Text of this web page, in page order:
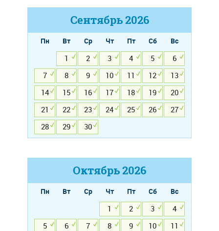
Сентябрь2026
Пн Вт Ср Чт Пт Сб
Вс
1
2 3 4 5
6
7
8 9 10 11 12
13
14
15 16 17 18 19
20
21
22 23 24 25 26
27
28
29 30
Октябрь2026
Пн Вт Ср Чт Пт Сб
Вс
1
2 3
4
5
6 7 8 9 10
11